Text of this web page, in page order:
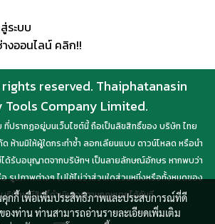
ระบบ
งออนไลน์ คลิก!!
reserved. Thaiphatanasin
Tools Company Limited.
ปรากฏอยู่บนเว็บไซต์นี้ ถือเป็นลิขสิทธิ์ของ บริษัท ไทย
ามมิให้ผู้ใดกระทำซ้ำ ลอกเลียนแบบ ดาวน์โหลด หรือนำ
ได้รับอนุญาตจากบริษัทฯ เป็นลายลักษณ์อักษร หากพบว่า
อ รูปภาพต่างๆ ไปใช้ไม่ว่าส่วนใดส่วนหนึ่งหรือทั้งหมดของ
ริษัทฯ มีสิทธิ์ดำเนินการตามกฎหมายได้ทันที
คุกกี้ เพื่อเพิ่มประสิทธิภาพและประสบการณ์ที่ดี
องท่าน ท่านสามารถอ่านรายละเอียดเพิ่มเติม